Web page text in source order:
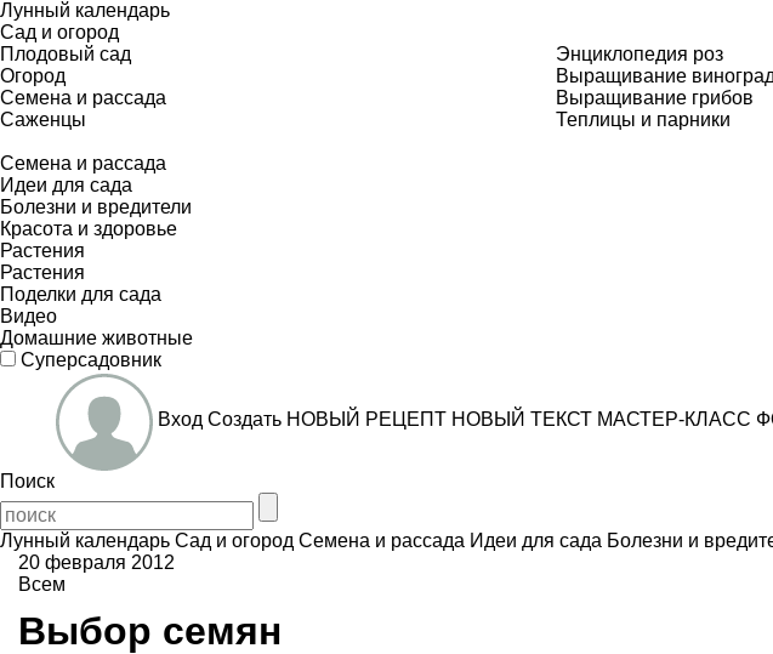
Лунный календарь
Сад и огород
Плодовый сад
Огород
Семена и рассада
Саженцы
Энциклопедия роз
Выращивание
Выращивание грибов
Теплицы и парники
Семена и рассада
Идеи для сада
Болезни и вредители
Красота и здоровье
Растения
Растения
Поделки для сада
Видео
Домашние животные
Суперсадовник
Вход Создать НОВЫЙ РЕЦЕПТ НОВЫЙ ТЕКСТ МАСТЕР-КЛАСС
Поиск
Лунный календарь Сад и огород Семена и рассада Идеи для сада Болезни и
20 февраля 2012
Всем
Выбор семян